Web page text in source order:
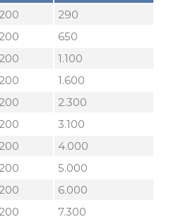
200
290
200
650
200
1.100
200
1.600
200
2.300
200
3.100
200
4.000
200
5.000
200
6.000
200
7.300